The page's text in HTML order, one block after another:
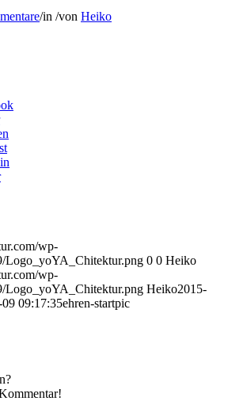
/in /von Heiko
wp-
Logo_yoYA_Chitektur.png 0 0 Heiko
wp-
Logo_yoYA_Chitektur.png Heiko2015-
09:17:35ehren-startpic